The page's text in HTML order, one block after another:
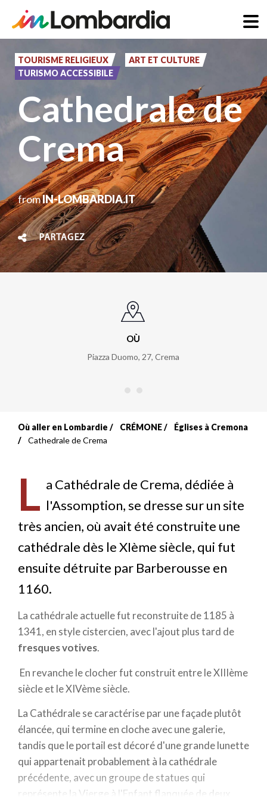
contenu
principal
TOURISME RELIGIEUX
ART ET CULTURE
TURISMO ACCESSIBILE
Cathedrale de
Crema
fromIN-LOMBARDIA.IT
PARTAGEZ
OÙ
Piazza Duomo, 27, Crema
Fil
Où aller en Lombardie CRÉMONE
Églises à Cremona
Cathedrale de Crema
L a Cathédrale de Crema, dédiée à
l'Assomption, se dresse sur un site
très ancien, où avait été construite une
cathédrale dès le XIème siècle, qui fut
ensuite détruite par Barberousse en
1160.
La cathédrale actuelle fut reconstruite de 1185 à
1341, en style cistercien, avec l'ajout plus tard de
fresques votives.
En revanche le clocher fut construit entre le XIIIème
siècle et le XIVème siècle.
La Cathédrale se caractérise par une façade plutôt
élancée, qui termine en cloche avec une galerie,
tandis que le portail est décoré d'une grande lunette
qui appartenait probablement à la cathédrale
précédente, avec un groupe de statues qui
représente la Vierge à l'Enfant flanquée de deux